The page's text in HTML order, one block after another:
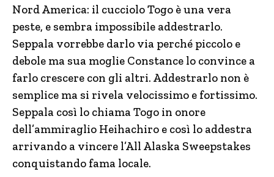
Nord America: il cucciolo Togo è una vera
peste, e sembra impossibile addestrarlo.
Seppala vorrebbe darlo via perché piccolo e
debole ma sua moglie Constance lo convince a
farlo crescere con gli altri. Addestrarlo non è
semplice ma si rivela velocissimo e fortissimo.
Seppala così lo chiama Togo in onore
dell’ammiraglio Heihachiro e così lo addestra
arrivando a vincere l’All Alaska Sweepstakes
conquistando fama locale.